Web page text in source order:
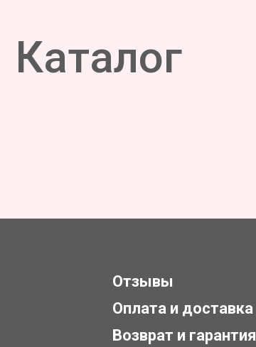
Каталог
Отзывы
Оплата и доставка
Возврат и гарантия